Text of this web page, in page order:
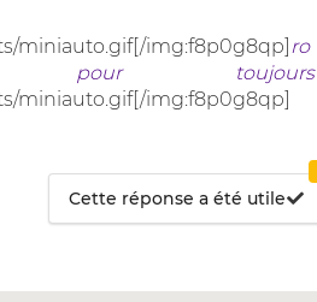
miniauto.gif[/img:f8p0g8qp] ro
toujours
miniauto.gif[/img:f8p0g8qp]
Cette réponse a été utile